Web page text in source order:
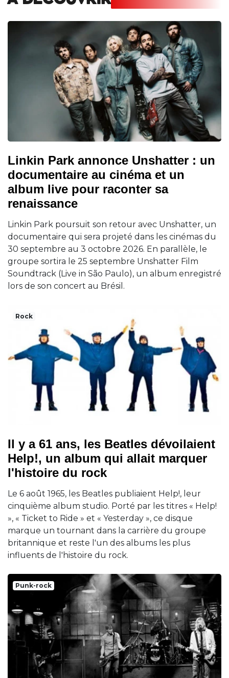
Linkin Park annonce Unshatter : un
documentaire au cinéma et un
album live pour raconter sa
renaissance
Linkin Park poursuit son retour avec Unshatter, un
documentaire qui sera projeté dans les cinémas du
30 septembre au 3 octobre 2026. En parallèle, le
groupe sortira le 25 septembre Unshatter Film
Soundtrack (Live in São Paulo), un album enregistré
lors de son concert au Brésil.
Rock
Il y a 61 ans, les Beatles dévoilaient
Help!, un album qui allait marquer
l'histoire du rock
Le 6 août 1965, les Beatles publiaient Help!, leur
cinquième album studio. Porté par les titres « Help!
», « Ticket to Ride » et « Yesterday », ce disque
marque un tournant dans la carrière du groupe
britannique et reste l'un des albums les plus
influents de l'histoire du rock.
Punk-rock